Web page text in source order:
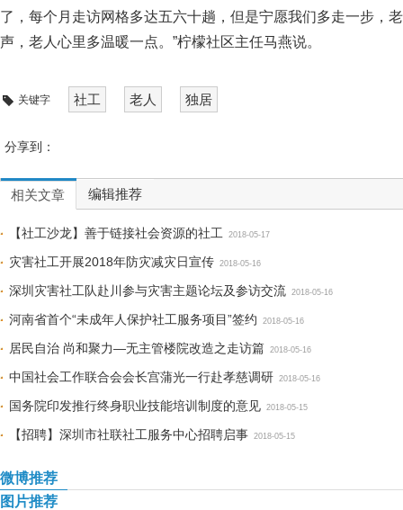
了，每个月走访网格多达五六十趟，但是宁愿我们多走一步，
声，老人心里多温暖一点。”柠檬社区主任马燕说。
关键字 社工 老人 独居
分享到：
相关文章 编辑推荐
【社工沙龙】善于链接社会资源的社工 2018-05-17
灾害社工开展2018年防灾减灾日宣传 2018-05-16
深圳灾害社工队赴川参与灾害主题论坛及参访交流 2018-05-16
河南省首个“未成年人保护社工服务项目”签约 2018-05-16
居民自治 尚和聚力—无主管楼院改造之走访篇 2018-05-16
中国社会工作联合会会长宫蒲光一行赴孝慈调研 2018-05-16
国务院印发推行终身职业技能培训制度的意见 2018-05-15
【招聘】深圳市社联社工服务中心招聘启事 2018-05-15
微博推荐
图片推荐